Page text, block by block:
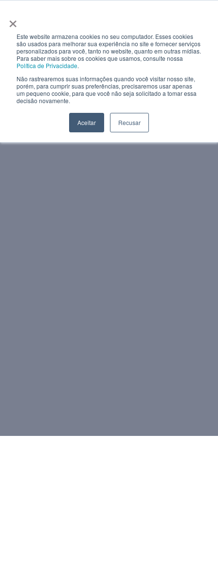
×
Este website armazena cookies no seu computador. Esses cookies
são usados ​​para melhorar sua experiência no site e fornecer serviços
personalizados para você, tanto no website, quanto em outras mídias.
Para saber mais sobre os cookies que usamos, consulte nossa
Política de Privacidade.
Não rastrearemos suas informações quando você visitar nosso site,
porém, para cumprir suas preferências, precisaremos usar apenas
um pequeno cookie, para que você não seja solicitado a tomar essa
decisão novamente.
Aceitar Recusar